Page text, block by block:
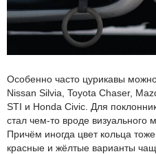
Особенно часто цурикавы
Nissan Silvia, Toyota Chaser,
STI и Honda Civic. Для
стал чем-то вроде визуального
Причём иногда цвет кольца
красные и жёлтые варианты